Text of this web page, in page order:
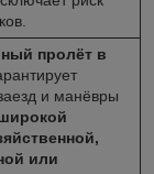
пролёт в
и манёвры
или